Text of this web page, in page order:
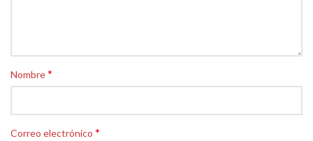
Nombre*
Correo electrónico *